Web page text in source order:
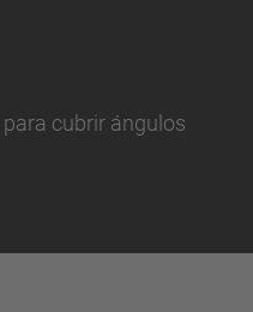
cubrir ángulos